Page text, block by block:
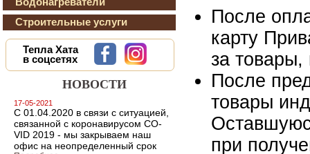
Строительные услуги
Тепла Хата
в соцсетях
НОВОСТИ
17-05-2021
С 01.04.2020 в связи с ситуацией,
связанной с коронавирусом CO-
VID 2019 - мы закрываем наш
офис на неопределенный срок
После
карту
за товары,
После
товары
при